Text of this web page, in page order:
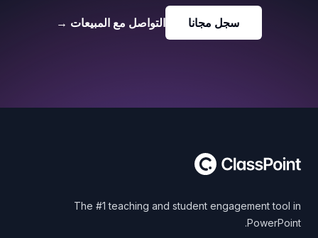
سجل مجانا التواصل مع المبيعات →
The #1 teaching and student engagement tool in
PowerPoint.